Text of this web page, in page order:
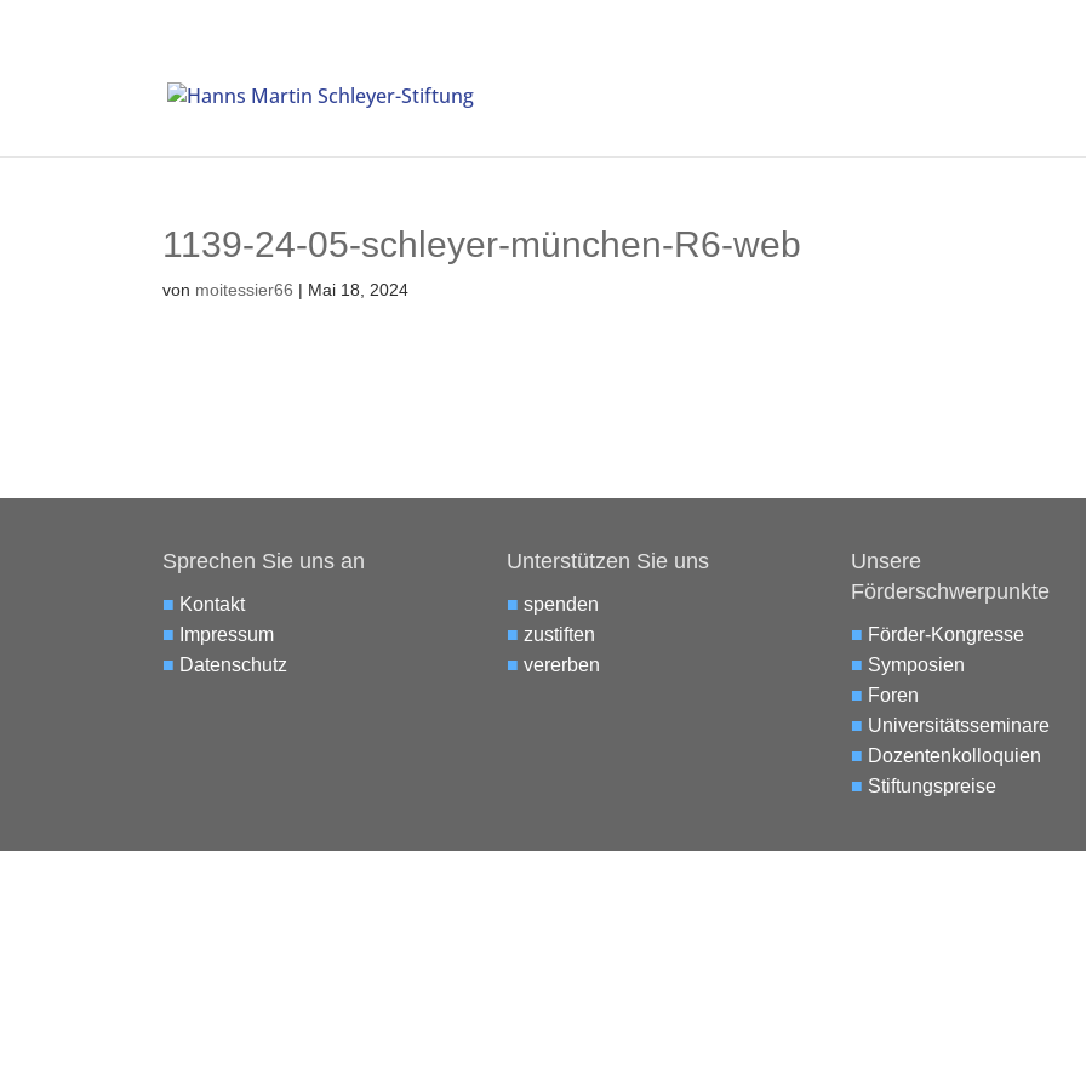
1139-24-05-schleyer-münchen-R6-web
von moitessier66 | Mai 18, 2024
Sprechen Sie uns an
■ Kontakt
■ Impressum
■ Datenschutz
Unterstützen Sie uns
■ spenden
■ zustiften
■ vererben
Unsere
Förderschwerpunkte
■ Förder-Kongresse
■ Symposien
■ Foren
■ Universitätsseminare
■ Dozentenkolloquien
■ Stiftungspreise